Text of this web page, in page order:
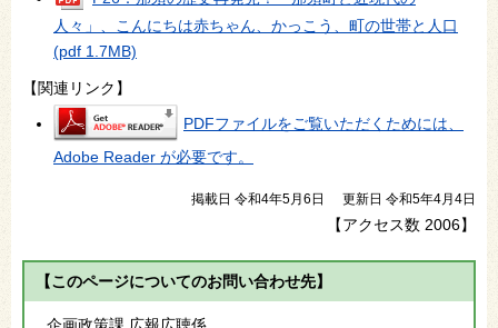
人々」、こんにちは赤ちゃん、かっこう、町の世帯と人口
(pdf 1.7MB)
【関連リンク】
PDFファイルをご覧いただくためには、
Adobe Reader が必要です。
掲載日 令和4年5月6日 更新日 令和5年4月4日
【アクセス数 2006】
【このページについてのお問い合わせ先】